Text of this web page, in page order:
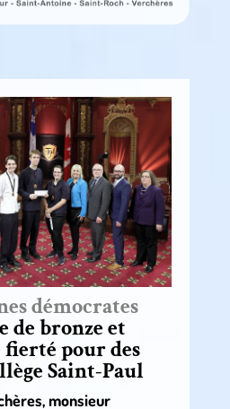
démocrates
de bronze et
fierté pour des
Saint-Paul
monsieur